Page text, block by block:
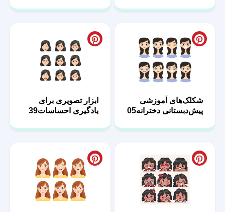
شکلک‌های آموزشی
پیش‌دبستانی دخترانه05
ابزار تصویری برای
یادگیری احساسات39